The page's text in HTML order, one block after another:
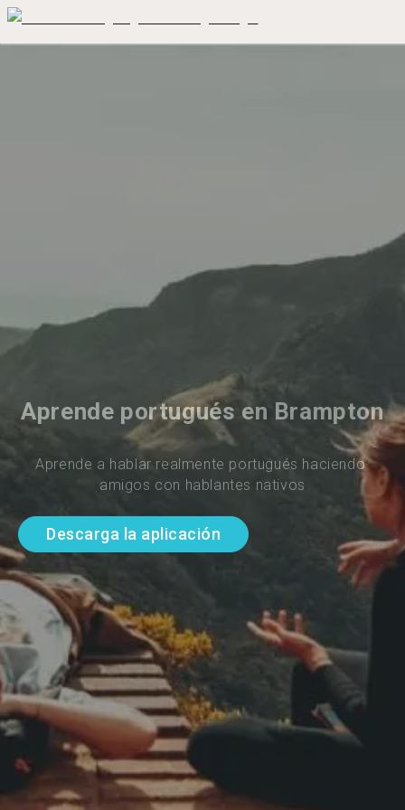
Aprende portugués en Brampton
Aprende a hablar realmente portugués haciendo
amigos con hablantes nativos
Descarga la aplicación